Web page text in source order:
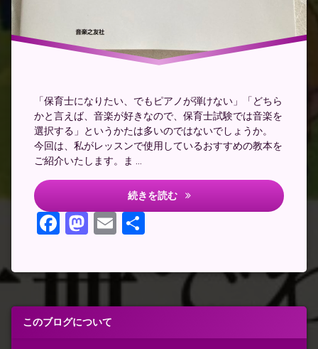
「保育士になりたい、でもピアノが弾けない」「どちら
かと言えば、音楽が好きなので、保育士試験では音楽を
選択する」というかたは多いのではないでしょうか。
今回は、私がレッスンで使用しているおすすめの教本を
ご紹介いたします。ま …
続きを読む 保育士試験おすすめ教本
Facebook
Mastodon
Email
験
このブログについて